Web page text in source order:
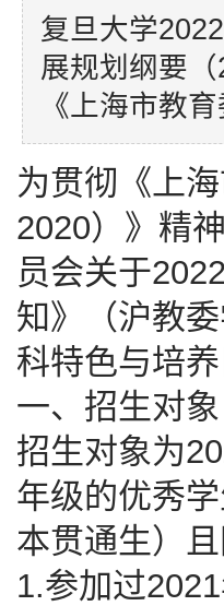
复旦大学
展规划纲要
《上海市教
为贯彻《上
2020）》精
员会关于
知》（沪教
科特色与培
一、招生对象
招生对象为
年级的优秀
本贯通生）
1.参加过